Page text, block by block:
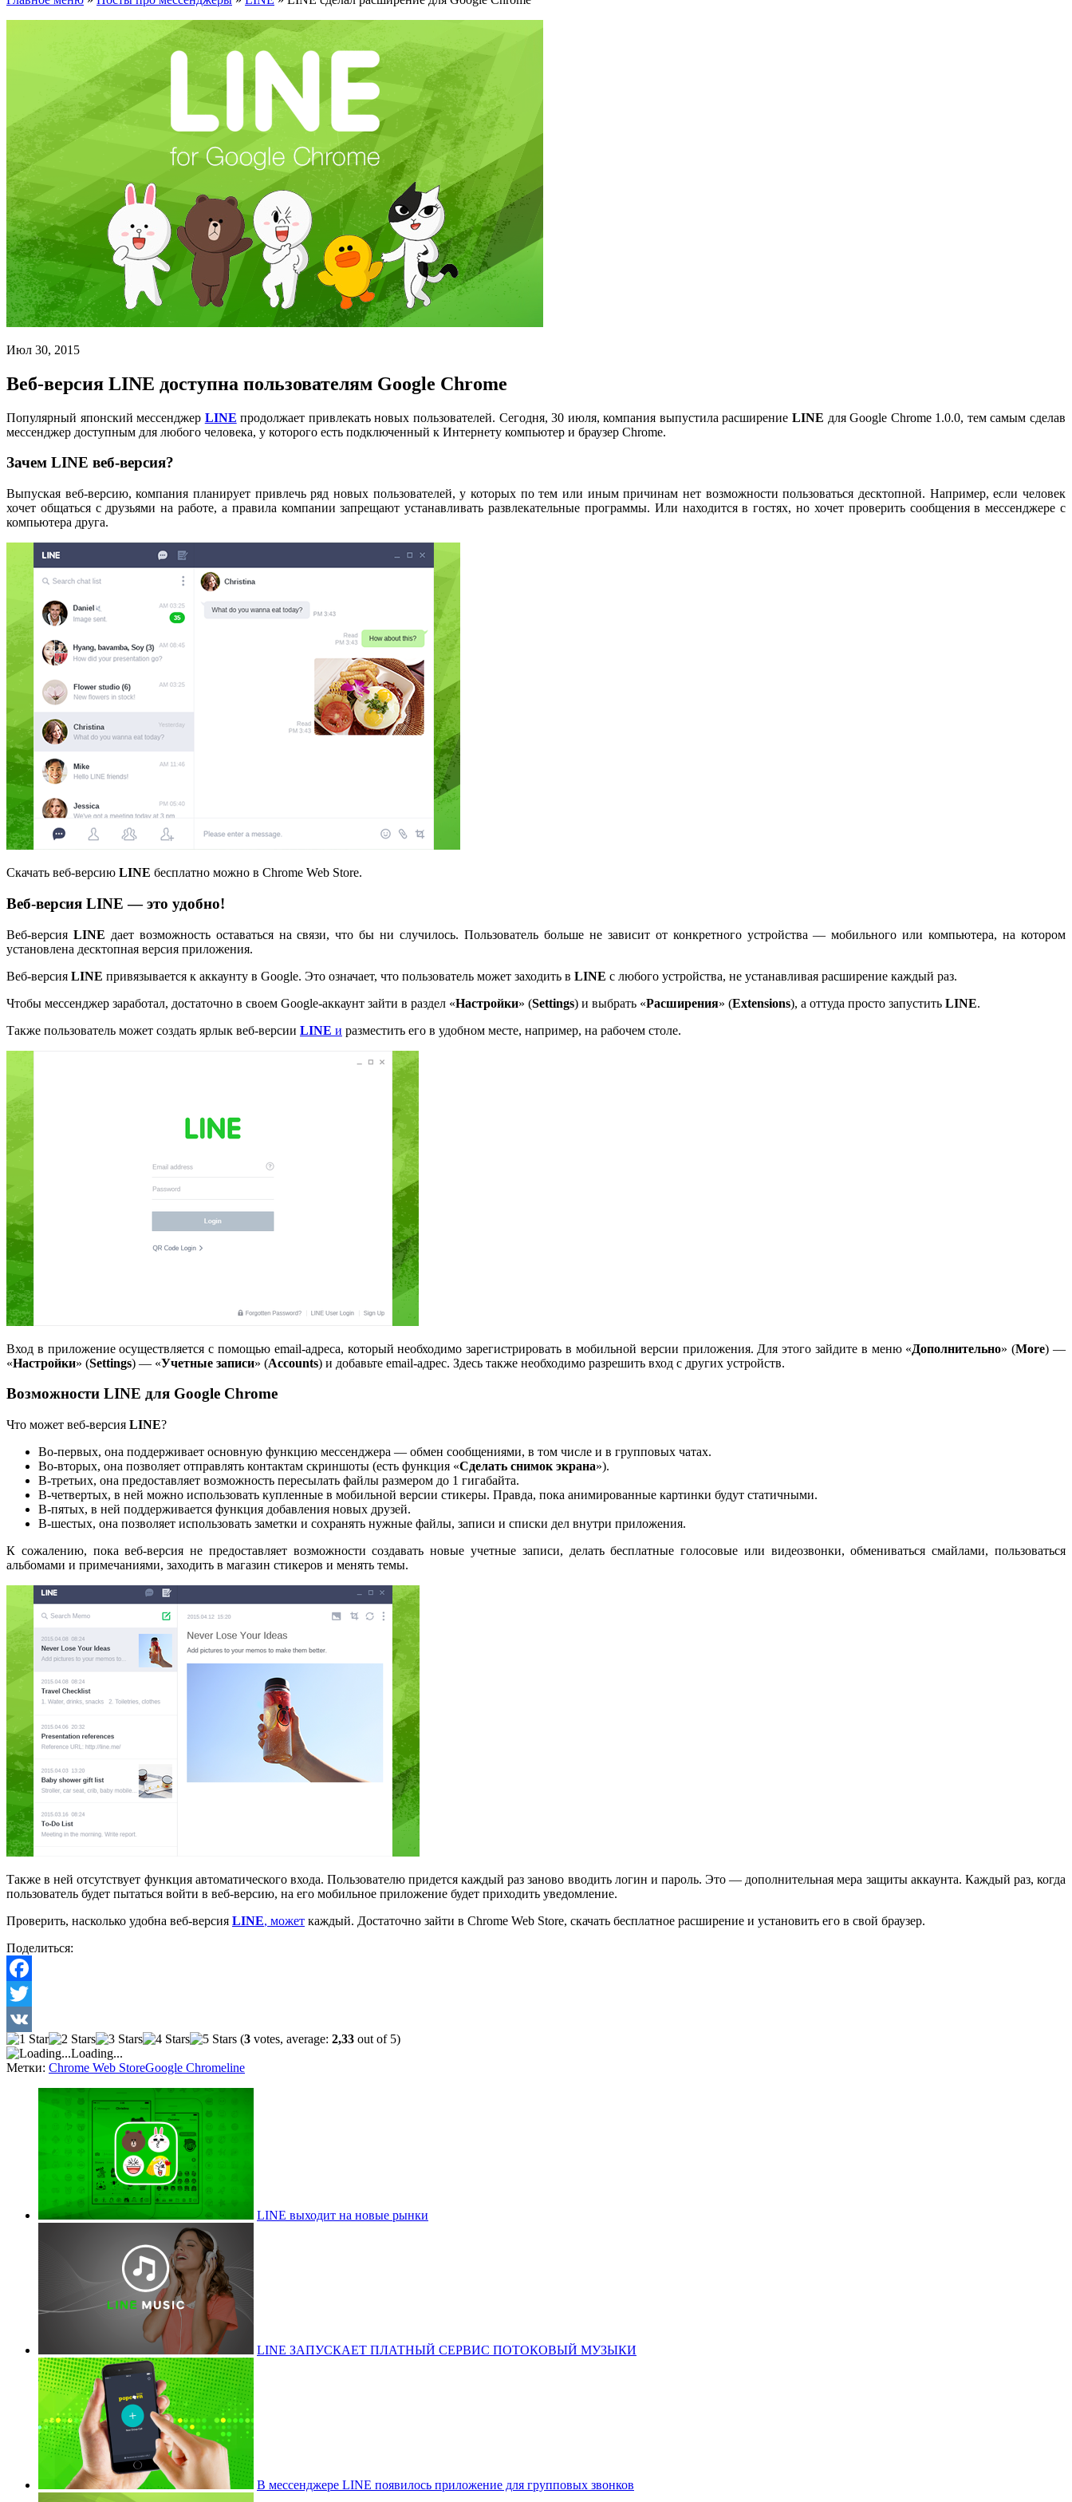
Июл 30, 2015
Веб-версия LINE доступна пользователям Google Chrome
Популярный японский мессенджер LINE продолжает привлекать новых пользователей. Сегодня, 30 июля, компания выпустила расширениеLINE для Google Chrome 1.0.0, тем самым сделав
мессенджер доступным для любого человека, у которого есть подключенный к Интернету компьютер и браузер Chrome.
Зачем LINE веб-версия?
Выпуская веб-версию, компания планирует привлечь ряд новых пользователей, у которых по тем или иным причинам нет возможности пользоваться десктопной. Например, если человек
хочет общаться с друзьями на работе, а правила компании запрещают устанавливать развлекательные программы. Или находится в гостях, но хочет проверить сообщения в мессенджере с
компьютера друга.
Скачать веб-версию LINE бесплатно можно в Chrome Web Store.
Веб-версия LINE — это удобно!
Веб-версия LINE дает возможность оставаться на связи, что бы ни случилось. Пользователь больше не зависит от конкретного устройства — мобильного или компьютера, на котором
установлена десктопная версия приложения.
Веб-версия LINE привязывается к аккаунту в Google. Это означает, что пользователь может заходить в LINE с любого устройства, не устанавливая расширение каждый раз.
Чтобы мессенджер заработал, достаточно в своем Google-аккаунт зайти в раздел «Настройки» (Settings) и выбрать «Расширения» (Extensions), а оттуда просто запустить LINE.
Также пользователь может создать ярлык веб-версии LINE и разместить его в удобном месте, например, на рабочем столе.
Вход в приложение осуществляется с помощью email-адреса, который необходимо зарегистрировать в мобильной версии приложения. Для этого зайдите в меню «Дополнительно» (More) —
«Настройки» (Settings) — «Учетные записи» (Accounts) и добавьте email-адрес. Здесь также необходимо разрешить вход с других устройств.
Возможности LINE для Google Chrome
Что может веб-версия LINE?
Во-первых, она поддерживает основную функцию мессенджера — обмен сообщениями, в том числе и в групповых чатах.
Во-вторых, она позволяет отправлять контактам скриншоты (есть функция «Сделать снимок экрана»).
В-третьих, она предоставляет возможность пересылать файлы размером до 1 гигабайта.
В-четвертых, в ней можно использовать купленные в мобильной версии стикеры. Правда, пока анимированные картинки будут статичными.
В-пятых, в ней поддерживается функция добавления новых друзей.
В-шестых, она позволяет использовать заметки и сохранять нужные файлы, записи и списки дел внутри приложения.
К сожалению, пока веб-версия не предоставляет возможности создавать новые учетные записи, делать бесплатные голосовые или видеозвонки, обмениваться смайлами, пользоваться
альбомами и примечаниями, заходить в магазин стикеров и менять темы.
Также в ней отсутствует функция автоматического входа. Пользователю придется каждый раз заново вводить логин и пароль. Это — дополнительная мера защиты аккаунта. Каждый раз, когда
пользователь будет пытаться войти в веб-версию, на его мобильное приложение будет приходить уведомление.
Проверить, насколько удобна веб-версия LINE, может каждый. Достаточно зайти в Chrome Web Store, скачать бесплатное расширение и установить его в свой браузер.
Поделиться:
Facebook
Twitter
VK
(3 votes, average: 2,33 out of 5)
Loading...
Метки: Chrome Web StoreGoogle Chromeline
LINE выходит на новые рынки
LINE ЗАПУСКАЕТ ПЛАТНЫЙ СЕРВИС ПОТОКОВЫЙ МУЗЫКИ
В мессенджере LINE появилось приложение для групповых звонков